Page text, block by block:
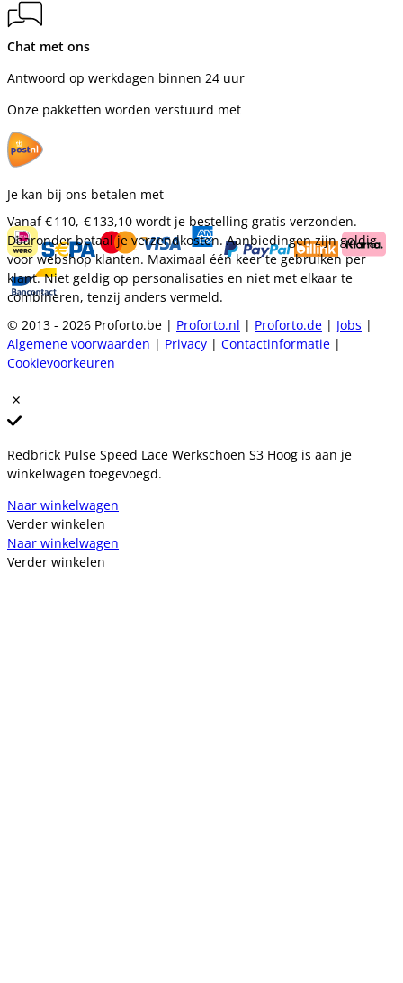
Chat met ons
Antwoord op werkdagen binnen 24 uur
Onze pakketten worden verstuurd met
Je kan bij ons betalen met
Vanaf€ 110,-€ 133,10 wordt je bestelling gratis verzonden.
Daaronder betaal je verzendkosten. Aanbiedingen zijn geldig
voor webshop klanten. Maximaal één keer te gebruiken per
klant. Niet geldig op personalisaties en niet met elkaar te
combineren, tenzij anders vermeld.
© 2013 - 2026 Proforto.be | Proforto.nl | Proforto.de | Jobs |
Algemene voorwaarden | Privacy | Contactinformatie |
Cookievoorkeuren
Redbrick Pulse Speed Lace Werkschoen S3 Hoog is aan je
winkelwagen toegevoegd.
Naar winkelwagen
Verder winkelen
Naar winkelwagen
Verder winkelen